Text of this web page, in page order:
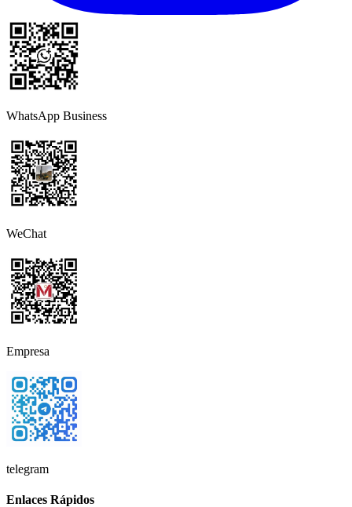
WhatsApp Business
WeChat
Empresa
telegram
Enlaces Rápidos